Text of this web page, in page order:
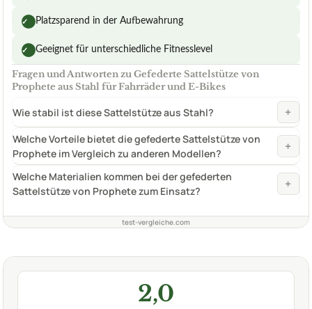
✓ Platzsparend in der Aufbewahrung
✓ Geeignet für unterschiedliche Fitnesslevel
Fragen und Antworten zu Gefederte Sattelstütze von
Prophete aus Stahl für Fahrräder und E-Bikes
Wie stabil ist diese Sattelstütze aus Stahl? +
Welche Vorteile bietet die gefederte Sattelstütze von
Prophete im Vergleich zu anderen Modellen?
+
Welche Materialien kommen bei der gefederten
Sattelstütze von Prophete zum Einsatz?
+
test-vergleiche.com
2,0